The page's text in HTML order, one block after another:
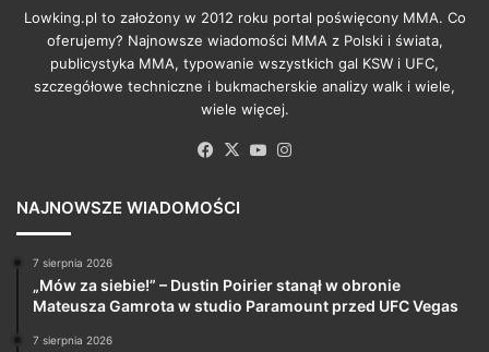
Lowking.pl to założony w 2012 roku portal poświęcony MMA. Co
oferujemy? Najnowsze wiadomości MMA z Polski i świata,
publicystyka MMA, typowanie wszystkich gal KSW i UFC,
szczegółowe techniczne i bukmacherskie analizy walk i wiele,
wiele więcej.
Facebook
X YouTube
NAJNOWSZE WIADOMOŚCI
7 sierpnia 2026
„Mów za siebie!” – Dustin Poirier stanął w obronie
Mateusza Gamrota w studio Paramount przed UFC Vegas
7 sierpnia 2026